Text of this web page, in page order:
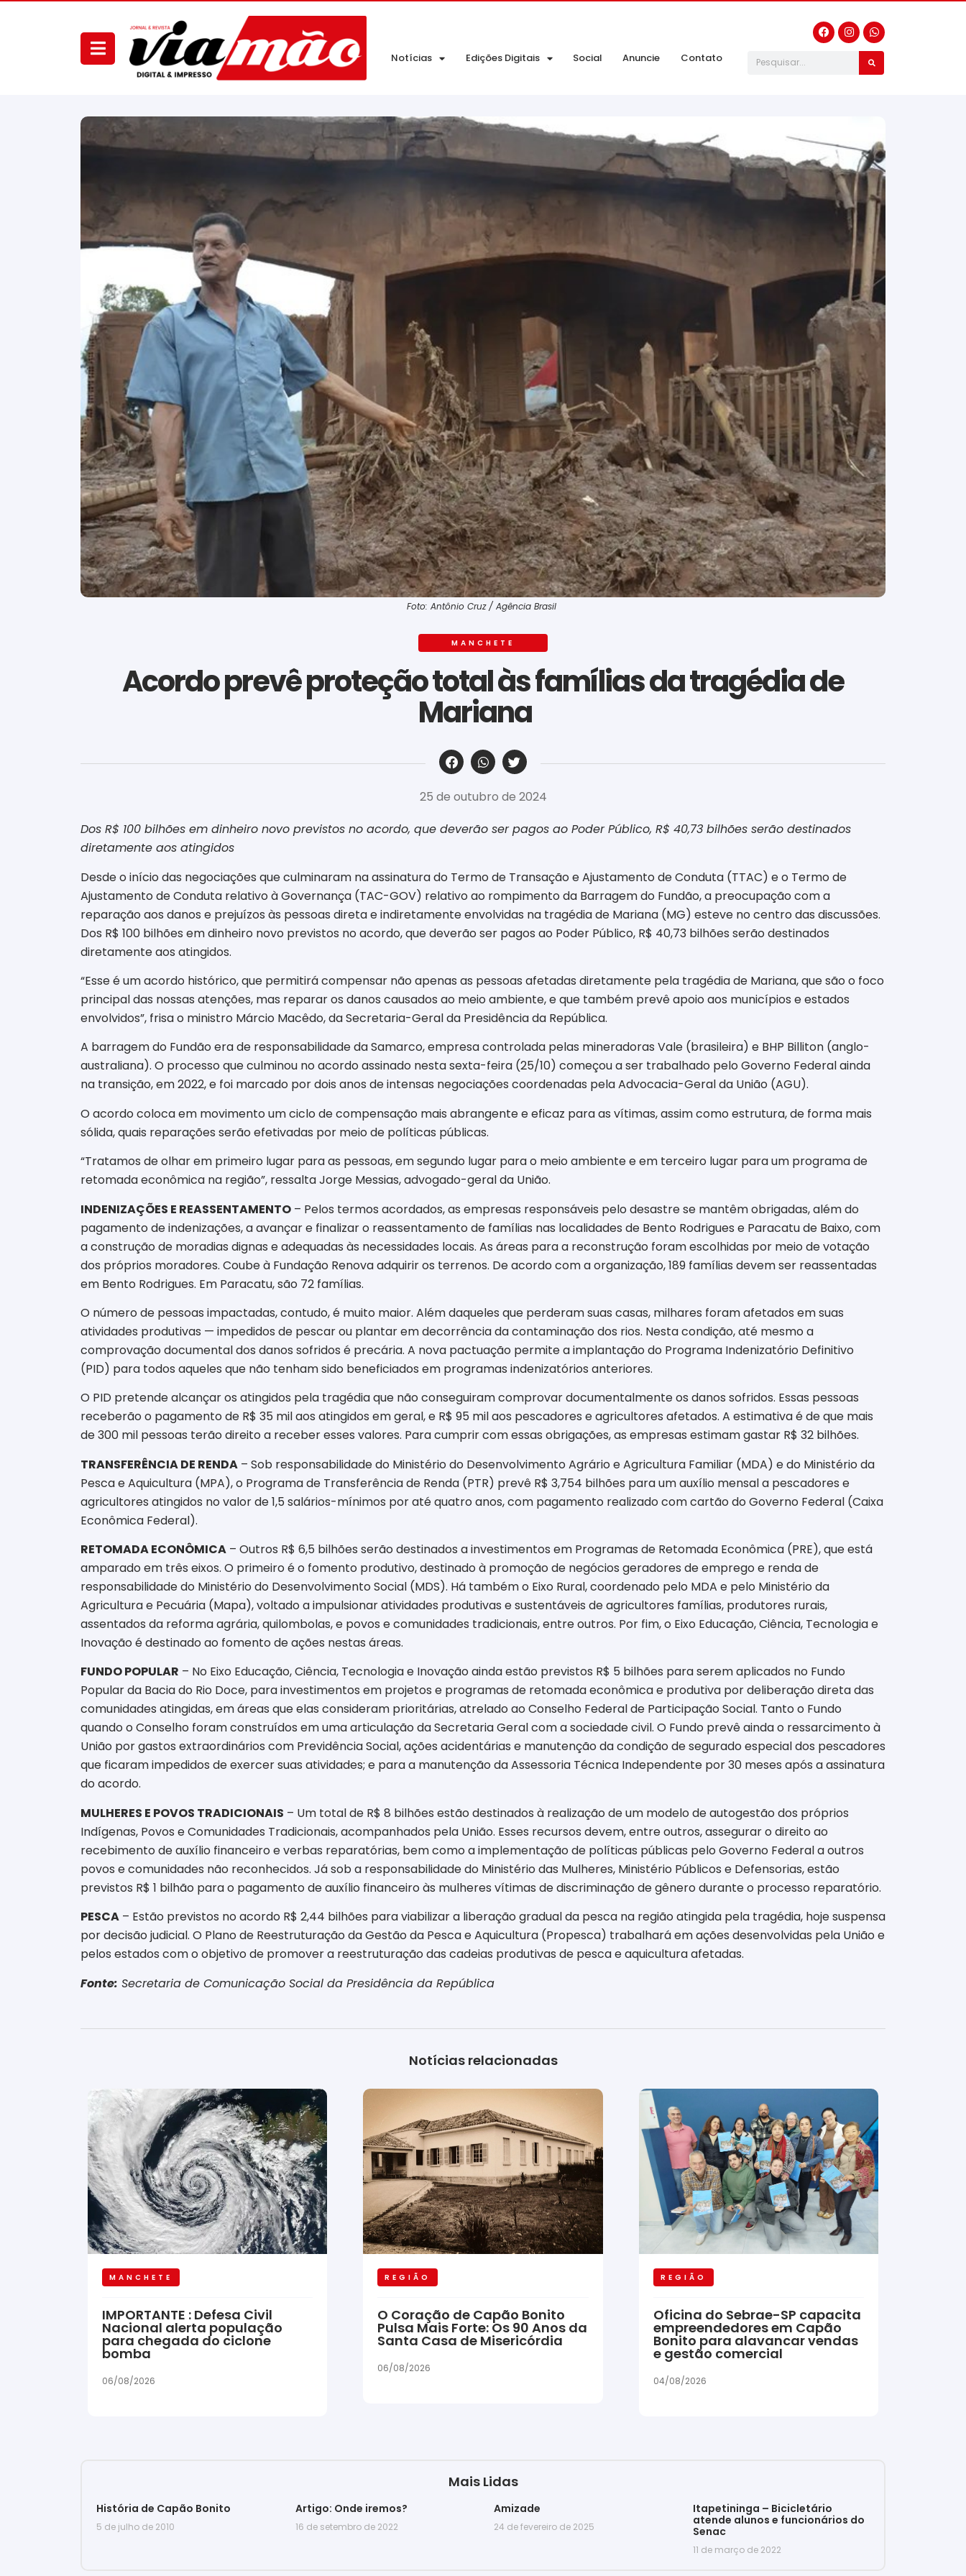
Notícias Edições Digitais Social Anuncie Contato
Foto: Antônio Cruz / Agência Brasil
MANCHETE
Acordo prevê proteção total às famílias da tragédia de
Mariana
‎ ‎ ‎ ‎ ‎ ‎ ‎ ‎ ‎ ‎ ‎ ‎ ‎ ‎ ‎ ‎ ‎ ‎ ‎ ‎ ‎ ‎ ‎ ‎ ‎ ‎ ‎ ‎ ‎ ‎ ‎
25 de outubro de 2024
Dos R$ 100 bilhões em dinheiro novo previstos no acordo, que deverão ser pagos ao Poder Público, R$ 40,73 bilhões serão destinados
diretamente aos atingidos
Desde o início das negociações que culminaram na assinatura do Termo de Transação e Ajustamento de Conduta (TTAC) e o Termo de
Ajustamento de Conduta relativo à Governança (TAC-GOV) relativo ao rompimento da Barragem do Fundão, a preocupação com a
reparação aos danos e prejuízos às pessoas direta e indiretamente envolvidas na tragédia de Mariana (MG) esteve no centro das discussões.
Dos R$ 100 bilhões em dinheiro novo previstos no acordo, que deverão ser pagos ao Poder Público, R$ 40,73 bilhões serão destinados
diretamente aos atingidos.
“Esse é um acordo histórico, que permitirá compensar não apenas as pessoas afetadas diretamente pela tragédia de Mariana, que são o foco
principal das nossas atenções, mas reparar os danos causados ao meio ambiente, e que também prevê apoio aos municípios e estados
envolvidos”, frisa o ministro Márcio Macêdo, da Secretaria-Geral da Presidência da República.
A barragem do Fundão era de responsabilidade da Samarco, empresa controlada pelas mineradoras Vale (brasileira) e BHP Billiton (anglo-
australiana). O processo que culminou no acordo assinado nesta sexta-feira (25/10) começou a ser trabalhado pelo Governo Federal ainda
na transição, em 2022, e foi marcado por dois anos de intensas negociações coordenadas pela Advocacia-Geral da União (AGU).
O acordo coloca em movimento um ciclo de compensação mais abrangente e eficaz para as vítimas, assim como estrutura, de forma mais
sólida, quais reparações serão efetivadas por meio de políticas públicas.
“Tratamos de olhar em primeiro lugar para as pessoas, em segundo lugar para o meio ambiente e em terceiro lugar para um programa de
retomada econômica na região”, ressalta Jorge Messias, advogado-geral da União.
INDENIZAÇÕES E REASSENTAMENTO – Pelos termos acordados, as empresas responsáveis pelo desastre se mantêm obrigadas, além do
pagamento de indenizações, a avançar e finalizar o reassentamento de famílias nas localidades de Bento Rodrigues e Paracatu de Baixo, com
a construção de moradias dignas e adequadas às necessidades locais. As áreas para a reconstrução foram escolhidas por meio de votação
dos próprios moradores. Coube à Fundação Renova adquirir os terrenos. De acordo com a organização, 189 famílias devem ser reassentadas
em Bento Rodrigues. Em Paracatu, são 72 famílias.
O número de pessoas impactadas, contudo, é muito maior. Além daqueles que perderam suas casas, milhares foram afetados em suas
atividades produtivas — impedidos de pescar ou plantar em decorrência da contaminação dos rios. Nesta condição, até mesmo a
comprovação documental dos danos sofridos é precária. A nova pactuação permite a implantação do Programa Indenizatório Definitivo
(PID) para todos aqueles que não tenham sido beneficiados em programas indenizatórios anteriores.
O PID pretende alcançar os atingidos pela tragédia que não conseguiram comprovar documentalmente os danos sofridos. Essas pessoas
receberão o pagamento de R$ 35 mil aos atingidos em geral, e R$ 95 mil aos pescadores e agricultores afetados. A estimativa é de que mais
de 300 mil pessoas terão direito a receber esses valores. Para cumprir com essas obrigações, as empresas estimam gastar R$ 32 bilhões.
TRANSFERÊNCIA DE RENDA – Sob responsabilidade do Ministério do Desenvolvimento Agrário e Agricultura Familiar (MDA) e do Ministério da
Pesca e Aquicultura (MPA), o Programa de Transferência de Renda (PTR) prevê R$ 3,754 bilhões para um auxílio mensal a pescadores e
agricultores atingidos no valor de 1,5 salários-mínimos por até quatro anos, com pagamento realizado com cartão do Governo Federal (Caixa
Econômica Federal).
RETOMADA ECONÔMICA – Outros R$ 6,5 bilhões serão destinados a investimentos em Programas de Retomada Econômica (PRE), que está
amparado em três eixos. O primeiro é o fomento produtivo, destinado à promoção de negócios geradores de emprego e renda de
responsabilidade do Ministério do Desenvolvimento Social (MDS). Há também o Eixo Rural, coordenado pelo MDA e pelo Ministério da
Agricultura e Pecuária (Mapa), voltado a impulsionar atividades produtivas e sustentáveis de agricultores famílias, produtores rurais,
assentados da reforma agrária, quilombolas, e povos e comunidades tradicionais, entre outros. Por fim, o Eixo Educação, Ciência, Tecnologia e
Inovação é destinado ao fomento de ações nestas áreas.
FUNDO POPULAR – No Eixo Educação, Ciência, Tecnologia e Inovação ainda estão previstos R$ 5 bilhões para serem aplicados no Fundo
Popular da Bacia do Rio Doce, para investimentos em projetos e programas de retomada econômica e produtiva por deliberação direta das
comunidades atingidas, em áreas que elas consideram prioritárias, atrelado ao Conselho Federal de Participação Social. Tanto o Fundo
quando o Conselho foram construídos em uma articulação da Secretaria Geral com a sociedade civil. O Fundo prevê ainda o ressarcimento à
União por gastos extraordinários com Previdência Social, ações acidentárias e manutenção da condição de segurado especial dos pescadores
que ficaram impedidos de exercer suas atividades; e para a manutenção da Assessoria Técnica Independente por 30 meses após a assinatura
do acordo.
MULHERES E POVOS TRADICIONAIS – Um total de R$ 8 bilhões estão destinados à realização de um modelo de autogestão dos próprios
Indígenas, Povos e Comunidades Tradicionais, acompanhados pela União. Esses recursos devem, entre outros, assegurar o direito ao
recebimento de auxílio financeiro e verbas reparatórias, bem como a implementação de políticas públicas pelo Governo Federal a outros
povos e comunidades não reconhecidos. Já sob a responsabilidade do Ministério das Mulheres, Ministério Públicos e Defensorias, estão
previstos R$ 1 bilhão para o pagamento de auxílio financeiro às mulheres vítimas de discriminação de gênero durante o processo reparatório.
PESCA – Estão previstos no acordo R$ 2,44 bilhões para viabilizar a liberação gradual da pesca na região atingida pela tragédia, hoje suspensa
por decisão judicial. O Plano de Reestruturação da Gestão da Pesca e Aquicultura (Propesca) trabalhará em ações desenvolvidas pela União e
pelos estados com o objetivo de promover a reestruturação das cadeias produtivas de pesca e aquicultura afetadas.
Fonte: Secretaria de Comunicação Social da Presidência da República
Notícias relacionadas
MANCHETE
IMPORTANTE : Defesa Civil
Nacional alerta população
para chegada do ciclone
bomba
06/08/2026
REGIÃO
O Coração de Capão Bonito
Pulsa Mais Forte: Os 90 Anos da
Santa Casa de Misericórdia
06/08/2026
REGIÃO
Oficina do Sebrae-SP capacita
empreendedores em Capão
Bonito para alavancar vendas
e gestão comercial
04/08/2026
Mais Lidas
História de Capão Bonito
5 de julho de 2010
Artigo: Onde iremos?
16 de setembro de 2022
Amizade
24 de fevereiro de 2025
Itapetininga – Bicicletário
atende alunos e funcionários do
Senac
11 de março de 2022